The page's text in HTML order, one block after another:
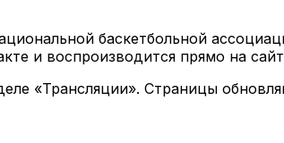
баскетбольной
и воспроизводится прямо на
«Трансляции». Страницы